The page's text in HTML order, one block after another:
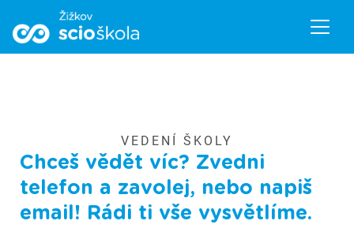
VEDENÍ ŠKOLY
Chceš vědět víc? Zvedni
telefon a zavolej, nebo napiš
email! Rádi ti vše vysvětlíme.